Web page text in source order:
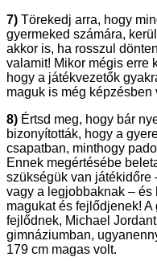
7) Törekedj arra, hogy
gyermeked számára,
akkor is, ha rosszul
valamit! Mikor mégis erre
hogy a játékvezetők
maguk is még képzésben
8) Értsd meg, hogy bár
bizonyították, hogy a
csapatban, minthogy
Ennek megértésébe
szükségük van játékidőre
vagy a legjobbaknak –
magukat és fejlődjenek!
fejlődnek, Michael
gimnáziumban,
179 cm magas volt.